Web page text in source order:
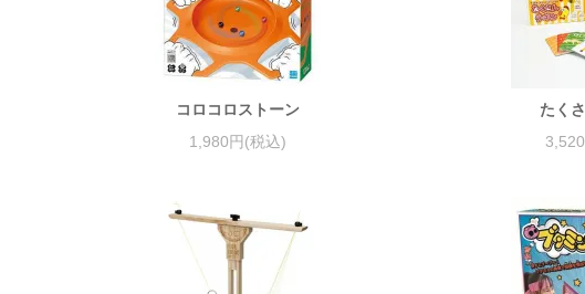
コロコロストーン
1,980円(税込)
たく